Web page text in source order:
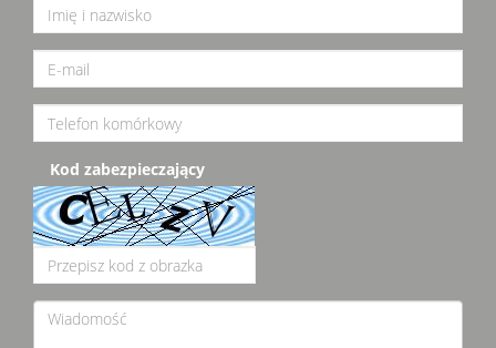
Kod zabezpieczający